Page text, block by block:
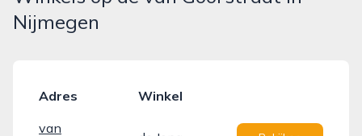
Nijmegen
Adres
Winkel
van